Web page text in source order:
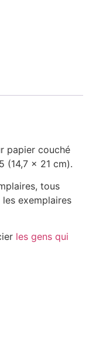
papier couché
(14,7 x 21 cm).
tous
les exemplaires
les gens qui